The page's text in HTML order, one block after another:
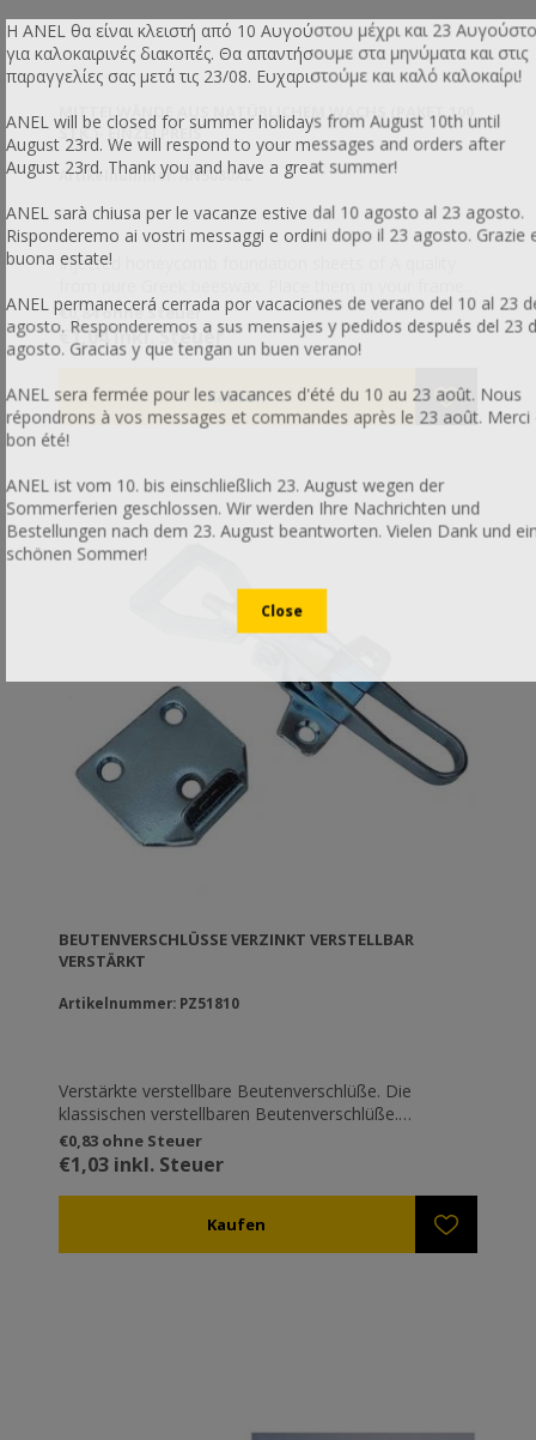
MITTELWÄNDE AUS NATÜRLICHEM WACHS (PAKET 100
STK.)- EINZELPREIS
Artikelnummer: AN5080XL
Injected honeycomb foundation sheets of A quality
as a base, so that the bees can then build them with
their own wax.
€0,84 ohne Steuer
€1,04 inkl. Steuer
BEUTENVERSCHLÜSSE VERZINKT VERSTELLBAR V
ERSTÄRKT
Artikelnummer: PZ51810
Verstärkte verstellbare Beutenverschlüße. Die
klassischen verstellbaren Beutenverschlüße.
Verstellbar, sodass sie in verschiedenen Höhen
einschnappen können (z.B. wenn eine Trennplatte
Griechenland. Verzinkt um Rosten zu vermeiden.
€0,83 ohne Steuer
€1,03 inkl. Steuer
Η ANEL θα είναι κλειστή από 10 Αυγούστου μέχρι και 23
για καλοκαιρινές διακοπές. Θα απαντήσουμε στα μηνύματα και στις
παραγγελίες σας μετά τις 23/08. Ευχαριστούμε και καλό καλοκαίρι!
ANEL will be closed for summer holidays from August 10th until
August 23rd. We will respond to your messages and orders after
August 23rd. Thank you and have a great summer!
ANEL sarà chiusa per le vacanze estive dal 10 agosto al 23 agosto.
Risponderemo ai vostri messaggi e ordini dopo il 23 agosto. Grazie
buona estate!
ANEL permanecerá cerrada por vacaciones de verano del 10 al 23
agosto. Responderemos a sus mensajes y pedidos después del 23
agosto. Gracias y que tengan un buen verano!
ANEL sera fermée pour les vacances d'été du 10 au 23 août. Nous
répondrons à vos messages et commandes après le 23 août. Merci
bon été!
ANEL ist vom 10. bis einschließlich 23. August wegen der
Sommerferien geschlossen. Wir werden Ihre Nachrichten und
Bestellungen nach dem 23. August beantworten. Vielen Dank und
schönen Sommer!